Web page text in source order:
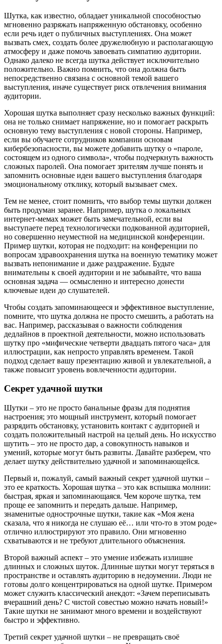
Шутка, как известно, обладает уникальной способностью
мгновенно разряжать напряженную обстановку, особенно
если речь идет о публичных выступлениях. Она может
вызвать смех, создать более дружелюбную и располагающую
атмосферу и даже помочь завоевать симпатию аудитории.
Однако далеко не всегда шутка действует исключительно
положительно. Важно помнить, что она должна быть
непосредственно связана с основной темой вашего
выступления, иначе существует риск отвлечения внимания
аудитории.
Хорошая шутка выполняет сразу несколько важных функций:
она не только снимает напряжение, но и помогает раскрыть
основную тему выступления с новой стороны. Например,
если вы обучаете сотрудников компании основам
кибербезопасности, вы можете добавить шутку о «пароле,
состоящем из одного символа», чтобы подчеркнуть важность
сложных паролей. Она помогает зрителям лучше понять и
запомнить основные идеи вашего выступления благодаря
эмоциональному отклику, который вызывает смех.
Тем не менее, стоит помнить, что выбор темы шутки должен
быть продуман заранее. Например, шутка о локальных
интернет-мемах может быть замечательной, если вы
выступаете перед технологически подкованной аудиторией,
но совершенно неуместной на медицинской конференции.
Пример шутки, которая не подходит: на конференции по
вопросам здравоохранения шутка на военную тематику может
вызвать непонимание и даже раздражение. Будьте
внимательны к своей аудитории и не забывайте, что ваша
основная задача — осмысленно и интересно донести
ключевые идеи до слушателей.
Чтобы создать запоминающееся и эффективное выступление,
помните, что шутка должна не просто смешить, а работать на
вас. Например, рассказывая о важности соблюдения
дедлайнов в проектной деятельности, можно использовать
шутку про «мифические четверти двадцать пятого часа» для
иллюстрации, как непросто управлять временем. Такой
подход сделает вашу презентацию живой и увлекательной, а
также повысит уровень вовлеченности аудитории.
Секрет удачной шутки
Шутки – это не просто банальные фразы для поднятия
настроения; это мощный инструмент, который помогает
разрядить обстановку, установить контакт с аудиторией и
создать положительный настрой на целый день. Но искусство
шутить – это не просто дар, а совокупность навыков и
умений, которые могут быть развиты. Давайте разберем, что
делает шутку действительно удачной и запоминающейся.
Первый и, пожалуй, самый важный секрет удачной шутки –
это ее краткость. Хорошая шутка – это как вспышка молнии:
быстрая, яркая и запоминающаяся. Чем короче шутка, тем
проще ее запомнить и передать дальше. Например,
знаменитые однострочные шутки, такие как «Моя жена
сказала, что я никогда не слушаю её… или что-то в этом роде»
отлично иллюстрируют это правило. Они мгновенно
схватываются и не требуют длительного объяснения.
Второй важный аспект – это умение избежать излишне
длинных и сложных шуток. Длинные шутки могут теряться в
пространстве и оставлять аудиторию в недоумении. Люди не
готовы долго концентрироваться на одной шутке. Примером
может служить классический анекдот: «Зачем переписывать
вчерашний день? С чистой совестью можно начать новый!»
Такие шутки не занимают много времени и воздействуют
быстро и эффективно.
Третий секрет удачной шутки – не превращать своё